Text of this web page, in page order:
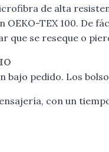
de alta
TEX 100. De
que se reseque o
pedido. Los
con un